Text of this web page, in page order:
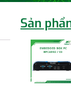
Sản